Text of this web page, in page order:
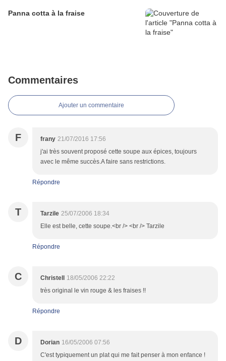
Panna cotta à la fraise
Commentaires
Ajouter un commentaire
F frany 21/07/2016 17:56
j'ai très souvent proposé cette soupe aux épices, toujours
avec le même succès.A faire sans restrictions.
Répondre
T Tarzile 25/07/2006 18:34
Elle est belle, cette soupe.<br /> <br /> Tarzile
Répondre
C Christell
18/05/2006 22:22
très original le vin rouge & les fraises !!
Répondre
D Dorian 16/05/2006 07:56
C'est typiquement un plat qui me fait penser à mon enfance !